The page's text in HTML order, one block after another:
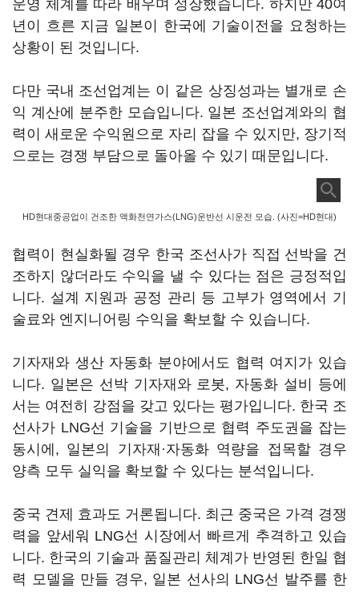
운영 체계를 따라 배우며 성장했습니다. 하지만 40여
년이 흐른 지금 일본이 한국에 기술이전을 요청하는
상황이 된 것입니다.
다만 국내 조선업계는 이 같은 상징성과는 별개로 손
익 계산에 분주한 모습입니다. 일본 조선업계와의 협
력이 새로운 수익원으로 자리 잡을 수 있지만, 장기적
으로는 경쟁 부담으로 돌아올 수 있기 때문입니다.
HD현대중공업이 건조한 액화천연가스(LNG)운반선 시운전 모습. (사진=HD현대)
협력이 현실화될 경우 한국 조선사가 직접 선박을 건
조하지 않더라도 수익을 낼 수 있다는 점은 긍정적입
니다. 설계 지원과 공정 관리 등 고부가 영역에서 기
술료와 엔지니어링 수익을 확보할 수 있습니다.
기자재와 생산 자동화 분야에서도 협력 여지가 있습
니다. 일본은 선박 기자재와 로봇, 자동화 설비 등에
서는 여전히 강점을 갖고 있다는 평가입니다. 한국 조
선사가 LNG선 기술을 기반으로 협력 주도권을 잡는
동시에, 일본의 기자재·자동화 역량을 접목할 경우
양측 모두 실익을 확보할 수 있다는 분석입니다.
중국 견제 효과도 거론됩니다. 최근 중국은 가격 경쟁
력을 앞세워 LNG선 시장에서 빠르게 추격하고 있습
니다. 한국의 기술과 품질관리 체계가 반영된 한일 협
력 모델을 만들 경우, 일본 선사의 LNG선 발주를 한